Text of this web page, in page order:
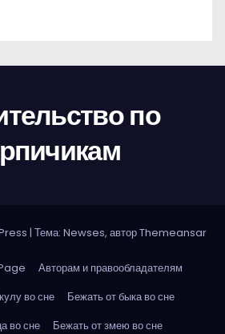
по
| Тема: Newses, авторThemeansar
Авторам и правообладателям
во сне
Бежать от быка во сне
во сне
Бежать от змею во сне